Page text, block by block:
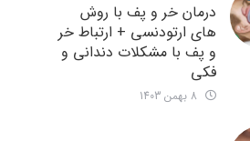
درمان خر و پف با روش
های ارتودنسی + ارتباط خر
و پف با مشکلات دندانی و
فکی